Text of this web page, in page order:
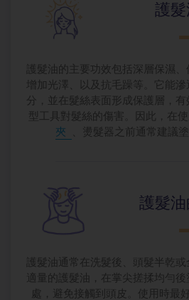
護
護髮油的主要功效包括深層保濕、
增加光澤、以及抗毛躁等。它能
分，並在髮絲表面形成保護層，
型工具對髮絲的傷害。因此，在
夾
、燙髮器之前通常建議
護髮油
護髮油通常在洗髮後、頭髮半乾
適量的護髮油，在掌尖搓揉均勻後
處，避免接觸到頭皮。使用時最